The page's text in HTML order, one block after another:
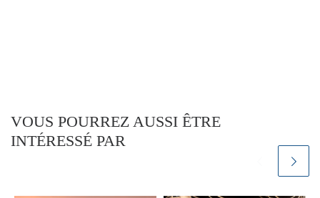
VOUS POURREZ AUSSI ÊTRE
INTÉRESSÉ PAR